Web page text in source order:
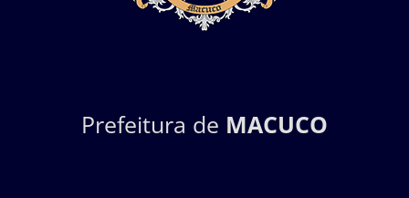
Prefeitura de MACUCO